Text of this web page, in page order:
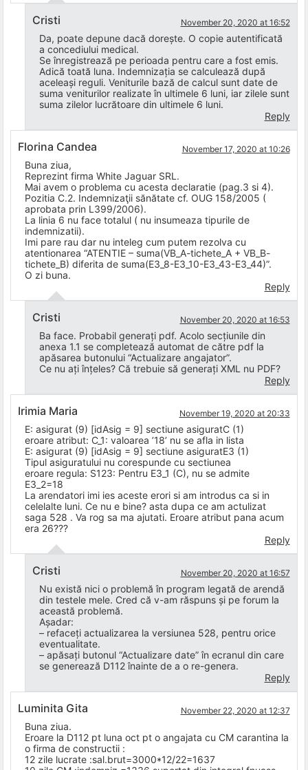
Cristi November 20, 2020 at 16:52
Da, poate depune dacă dorește. O copie autentificată
a concediului medical.
Se înregistrează pe perioada pentru care a fost emis.
Adică toată luna. Indemnizația se calculează după
aceleași reguli. Veniturile bază de calcul sunt date de
suma veniturilor realizate în ultimele 6 luni, iar zilele sunt
suma zilelor lucrătoare din ultimele 6 luni.
Reply
Florina Candea November 17, 2020 at 10:26
Buna ziua,
Reprezint firma White Jaguar SRL.
Mai avem o problema cu acesta declaratie (pag.3 si 4).
Pozitia C.2. Indemnizaţii sănătate cf. OUG 158/2005 (
aprobata prin L399/2006).
La linia 6 nu face totalul ( nu insumeaza tipurile de
indemnizatii).
Imi pare rau dar nu inteleg cum putem rezolva cu
atentionarea “ATENTIE – suma(VB_A-tichete_A + VB_B-
tichete_B) diferita de suma(E3_8-E3_10-E3_43-E3_44)”.
O zi buna.
Reply
Cristi November 20, 2020 at 16:53
Ba face. Probabil generați pdf. Acolo secțiunile din
anexa 1.1 se completează automat de către pdf la
apăsarea butonului “Actualizare angajator”.
Ce nu ați înțeles? Că trebuie să generați XML nu PDF?
Reply
Irimia Maria November 19, 2020 at 20:33
E: asigurat (9) [idAsig = 9] sectiune asiguratC (1)
eroare atribut: C_1: valoarea ’18’ nu se afla in lista
E: asigurat (9) [idAsig = 9] sectiune asiguratE3 (1)
Tipul asiguratului nu corespunde cu sectiunea
eroare regula: S123: Pentru E3_1 (C), nu se admite
E3_2=18
La arendatori imi ies aceste erori si am introdus ca si in
celelalte luni. Ce nu e bine? asta dupa ce am actulizat
saga 528 . Va rog sa ma ajutati. Eroare atribut pana acum
era 26???
Reply
Cristi November 20, 2020 at 16:57
Nu există nici o problemă în program legată de arendă
din testele mele. Cred că v-am răspuns și pe forum la
această problemă.
Așadar:
– refaceți actualizarea la versiunea 528, pentru orice
eventualitate.
– apăsați butonul “Actualizare date” în ecranul din care
se generează D112 înainte de a o re-genera.
Reply
Luminita Gita November 22, 2020 at 12:37
Buna ziua.
Eroare la D112 pt luna oct pt o angajata cu CM carantina la
o firma de constructii :
12 zile lucrate :sal.brut=3000*12/22=1637